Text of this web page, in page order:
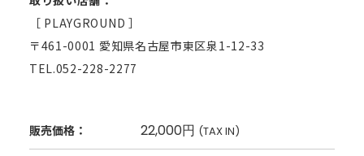
［ PLAYGROUND ］
〒461-0001 愛知県名古屋市東区泉1-12-33
TEL.052-228-2277
販売価格： 22,000円 (TAX IN)